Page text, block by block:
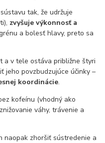
tak, že udržuje
zvyšuje výkonnosť a
a bolesť hlavy, preto sa
a v tele ostáva približne štyri
jeho povzbudzujúce účinky –
koordinácie.
kofeínu (vhodný ako
váhy, trávenie a
naopak zhoršiť sústredenie a